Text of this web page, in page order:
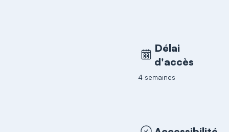
Délai
d'accès
4 semaines